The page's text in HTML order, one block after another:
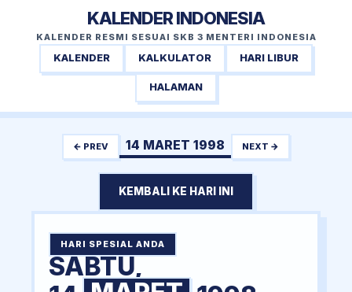
KALENDER INDONESIA
KALENDER RESMI SESUAI SKB 3 MENTERI INDONESIA
KALENDER KALKULATOR HARI LIBUR
HALAMAN
← PREV 14 MARET 1998 NEXT →
KEMBALI KE HARI INI
HARI SPESIAL ANDA
SABTU,